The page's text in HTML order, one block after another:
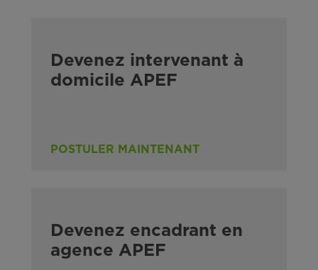
Devenez intervenant à
domicile APEF
POSTULER MAINTENANT
Devenez encadrant en
agence APEF